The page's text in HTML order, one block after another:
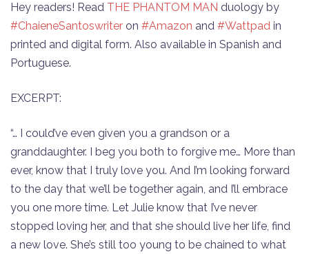
Hey readers! Read THE PHANTOM MAN duology by
#ChaieneSantoswriter on #Amazon and #Wattpad in
printed and digital form. Also available in Spanish and
Portuguese.
EXCERPT:
“… I could’ve even given you a grandson or a
granddaughter. I beg you both to forgive me… More than
ever, know that I truly love you. And I’m looking forward
to the day that we’ll be together again, and I’ll embrace
you one more time. Let Julie know that I’ve never
stopped loving her, and that she should live her life, find
a new love. She’s still too young to be chained to what